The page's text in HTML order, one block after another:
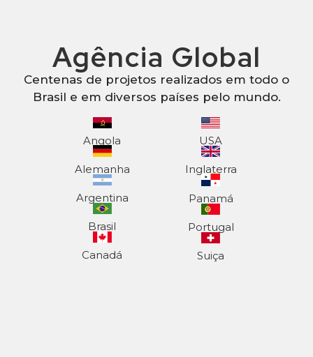
Agência Global
Centenas de projetos realizados em todo o
Brasil e em diversos países pelo mundo.
Angola
Alemanha
Argentina
Brasil
Canadá
USA
Inglaterra
Panamá
Portugal
Suiça